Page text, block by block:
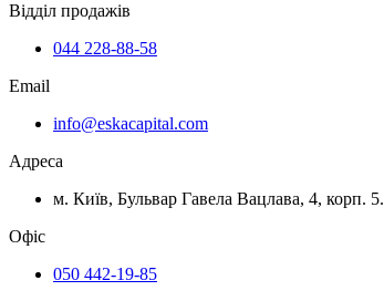
Відділ продажів
044 228-88-58
Email
info@eskacapital.com
Адреса
м. Київ, Бульвар Гавела Вацлава, 4, корп. 5.
Офіс
050 442-19-85